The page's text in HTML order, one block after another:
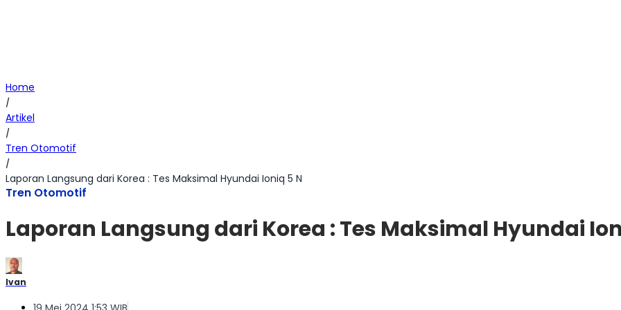
Home
/
Artikel
/
Tren Otomotif
/
Laporan Langsung dari Korea : Tes Maksimal Hyundai Ioniq 5 N
Tren Otomotif
Laporan Langsung dari Korea : Tes Maksimal Hyundai
Ivan